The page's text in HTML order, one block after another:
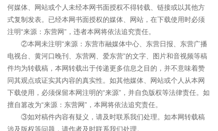
何媒体、网站或个人未经本网书面授权不得转载、链接或以其他方
式复制发表。已经本网书面授权的媒体、网站，在下载使用时必须
注明“来源：东营网”，违者本网将依法追究责任。
②本网未注明“来源：东营市融媒体中心、东营日报、东营广播
电视台、黄河口晚刊、东营网、爱东营”的文字、图片和音视频等稿
件均为转载稿，本网转载出于传递更多信息之目的，并不意味着赞
同其观点或证实其内容的真实性。如其他媒体、网站或个人从本网
下载使用，必须保留本网注明的“来源”，并自负版权等法律责任。如
擅自篡改为“来源：东营网”，本网将依法追究责任。
③如对稿件内容有疑义，请及时联系我们处理。如本网转载稿
涉及版权等问题，请作者及时联系我们处理。